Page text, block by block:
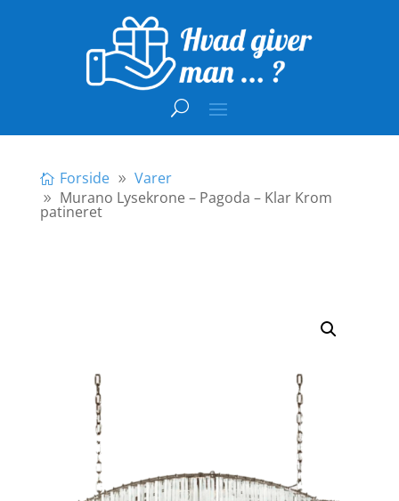
Forside
Varer
Murano Lysekrone – Pagoda – Klar Krom
patineret